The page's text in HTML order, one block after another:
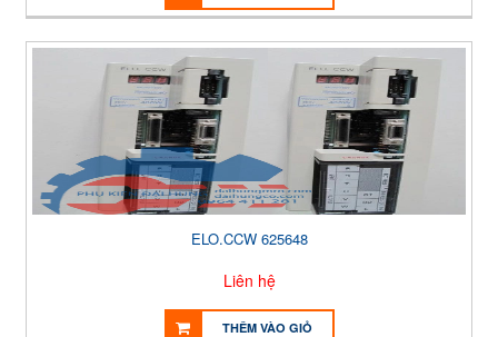
ELO.CCW 625648
Liên hệ
THÊM VÀO GIỎ